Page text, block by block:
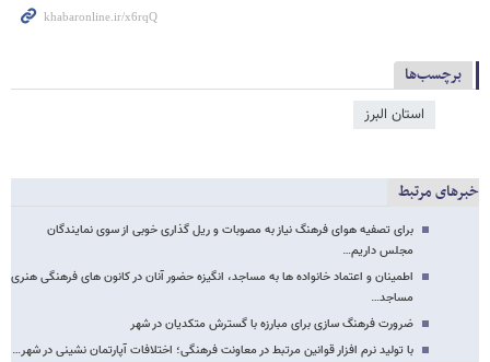
برچسب‌ها
استان البرز
خبرهای مرتبط
برای تصفیه هوای فرهنگ نیاز به مصوبات و ریل گذاری خوبی از سوی نمایندگان
مجلس داریم…
اطمینان و اعتماد خانواده ها به مساجد، انگیزه حضور آنان در کانون های فرهنگی هنری
مساجد…
ضرورت فرهنگ سازی برای مبارزه با گسترش متکدیان در شهر
با تولید نرم افزار قوانین مرتبط در معاونت فرهنگی؛ اختلافات آپارتمان نشینی در شهر…